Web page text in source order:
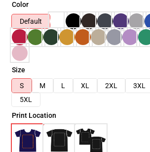
Color
Default
Size
S
M L XL 2XL 3XL
5XL
Print Location